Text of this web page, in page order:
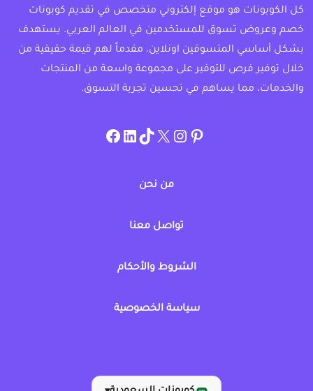
كل الكوبونات هو موقع إلكتروني متخصص في تقديم كوبونات
خصم وعروض تسوق للمستخدمين في العالم العربي. يستهدف
بشكل أساسي المتسوقين اونلاين، مقدماً لهم قيمة حقيقية من
خلال توفير فرص للتوفير على مجموعة واسعة من المنتجات
والخدمات، مما يساهم في تحسين تجربة التسوق.
pinterest
allcouponat
twitter
TikTok
linkedin
facebook
من نحن
تواصل معنا
الشروط والأحكام
سياسة الخصوصية